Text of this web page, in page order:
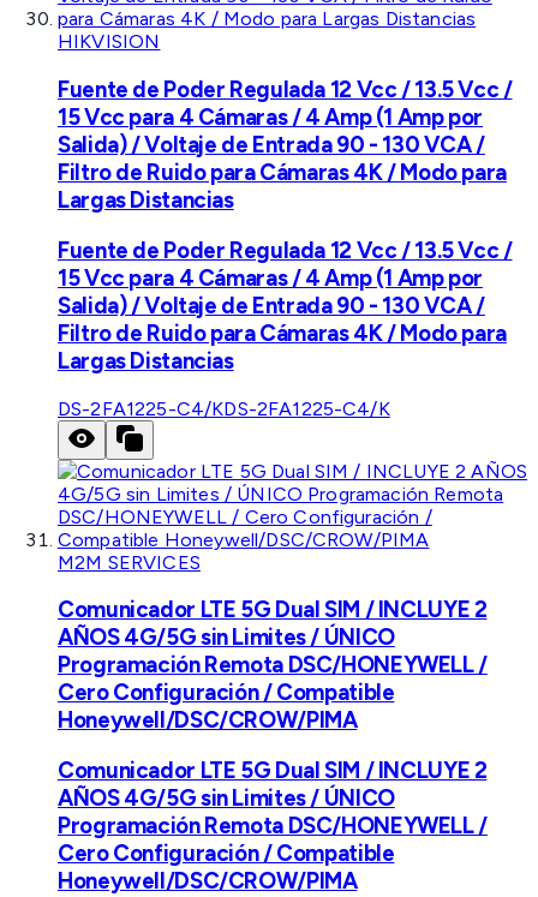
HIKVISION
Fuente de Poder Regulada 12 Vcc / 13.5 Vcc /
15 Vcc para 4 Cámaras / 4 Amp (1 Amp por
Salida) / Voltaje de Entrada 90 - 130 VCA /
Filtro de Ruido para Cámaras 4K / Modo para
Largas Distancias
Fuente de Poder Regulada 12 Vcc / 13.5 Vcc /
15 Vcc para 4 Cámaras / 4 Amp (1 Amp por
Salida) / Voltaje de Entrada 90 - 130 VCA /
Filtro de Ruido para Cámaras 4K / Modo para
Largas Distancias
DS-2FA1225-C4/KDS-2FA1225-C4/K
M2M SERVICES
Comunicador LTE 5G Dual SIM / INCLUYE 2
AÑOS 4G/5G sin Limites / ÚNICO
Programación Remota DSC/HONEYWELL /
Cero Configuración / Compatible
Honeywell/DSC/CROW/PIMA
Comunicador LTE 5G Dual SIM / INCLUYE 2
AÑOS 4G/5G sin Limites / ÚNICO
Programación Remota DSC/HONEYWELL /
Cero Configuración / Compatible
Honeywell/DSC/CROW/PIMA